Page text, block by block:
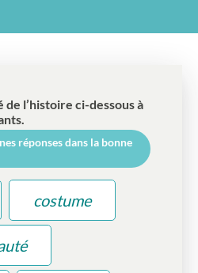
l’histoire ci-dessous à
réponses dans la bonne
costume